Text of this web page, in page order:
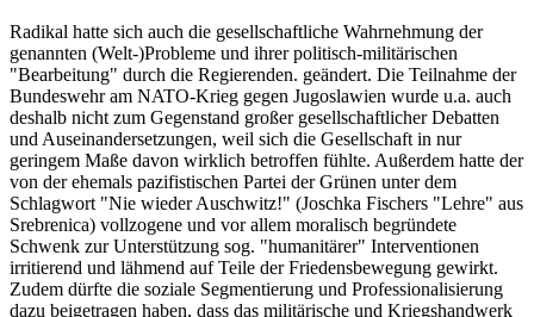
Radikal hatte sich auch die gesellschaftliche Wahrnehmung der
genannten (Welt-)Probleme und ihrer politisch-militärischen
"Bearbeitung" durch die Regierenden. geändert. Die Teilnahme der
Bundeswehr am NATO-Krieg gegen Jugoslawien wurde u.a. auch
deshalb nicht zum Gegenstand großer gesellschaftlicher Debatten
und Auseinandersetzungen, weil sich die Gesellschaft in nur
geringem Maße davon wirklich betroffen fühlte. Außerdem hatte der
von der ehemals pazifistischen Partei der Grünen unter dem
Schlagwort "Nie wieder Auschwitz!" (Joschka Fischers "Lehre" aus
Srebrenica) vollzogene und vor allem moralisch begründete
Schwenk zur Unterstützung sog. "humanitärer" Interventionen
irritierend und lähmend auf Teile der Friedensbewegung gewirkt.
Zudem dürfte die soziale Segmentierung und Professionalisierung
dazu beigetragen haben, dass das militärische und Kriegshandwerk